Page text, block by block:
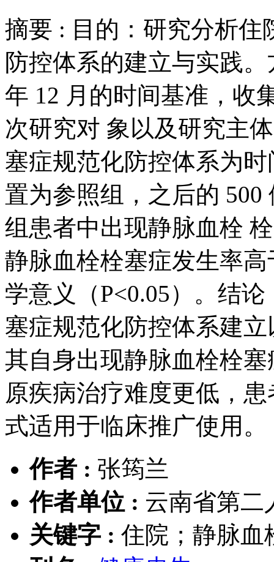
摘要 : 目的：研究分析
防控体系的建立与实践
年 12 月的时间基准，收
次研究对 象以及研究主
塞症规范化防控体系为
置为参照组，之后的
组患者中出现静脉血栓
静脉血栓栓塞症发生率
学意义（P<0.05）。结
塞症规范化防控体系建
其自身出现静脉血栓栓
原疾病治疗难度更低，
式适用于临床推广使用。
作者 : 张筠兰
作者单位 : 云南省第二
关键字 : 住院；静脉血